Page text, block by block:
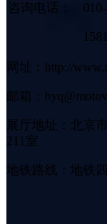
咨询电话：
网址：http://
邮箱：
展厅地址：北京
211室
地铁路线：地铁